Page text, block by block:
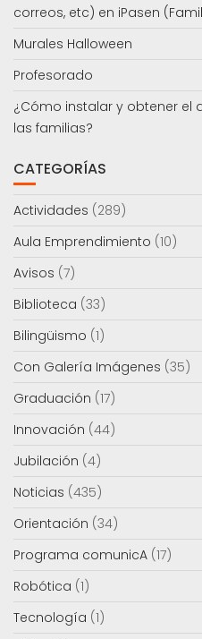
correos, etc) en iPasen
Murales Halloween
Profesorado
¿Cómo instalar y obtener el
las familias?
CATEGORÍAS
Actividades (289)
Aula Emprendimiento (10)
Avisos (7)
Biblioteca (33)
Bilingüismo (1)
Con Galería Imágenes (35)
Graduación (17)
Innovación (44)
Jubilación (4)
Noticias (435)
Orientación (34)
Programa comunicA (17)
Robótica (1)
Tecnología (1)